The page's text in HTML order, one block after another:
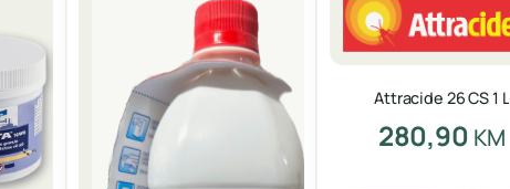
Attracide 26 CS 1 L
280,90 KM